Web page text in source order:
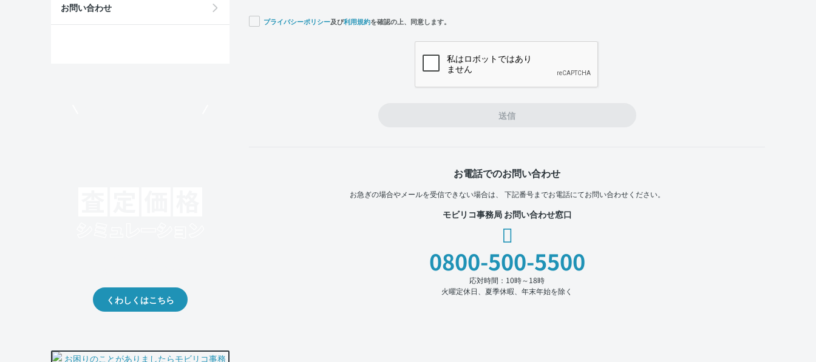
プライバシーポリシー及び利用規約を確認の上、同意します。
送信
お電話でのお問い合わせ
お急ぎの場合やメールを受信できない場合は、 下記番号までお電話にてお問い合わせください。
モビリコ事務局 お問い合わせ窓口
0800-500-5500
応対時間：10時～18時
火曜定休日、夏季休暇、年末年始を除く
お問い合わせ
くわしくはこちら